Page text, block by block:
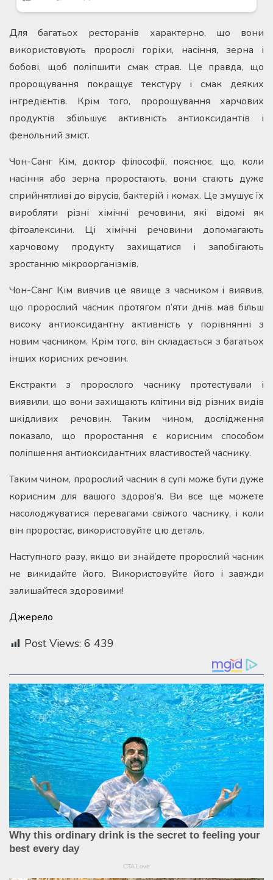
Для багатьох ресторанів характерно, що вони
використовують пророслі горіхи, насіння, зерна і
бобові, щоб поліпшити смак страв. Це правда, що
пророщування покращує текстуру і смак деяких
інгредієнтів. Крім того, пророщування харчових
продуктів збільшує активність антиоксидантів і
фенольний зміст.
Чон-Санг Кім, доктор філософії, пояснює, що, коли
насіння або зерна проростають, вони стають дуже
сприйнятливі до вірусів, бактерій і комах. Це змушує їх
виробляти різні хімічні речовини, які відомі як
фітоалексини. Ці хімічні речовини допомагають
харчовому продукту захищатися і запобігають
зростанню мікроорганізмів.
Чон-Санг Кім вивчив це явище з часником і виявив,
що пророслий часник протягом п’яти днів мав більш
високу антиоксидантну активність у порівнянні з
новим часником. Крім того, він складається з багатьох
інших корисних речовин.
Екстракти з пророслого часнику протестували і
виявили, що вони захищають клітини від різних видів
шкідливих речовин. Таким чином, дослідження
показало, що проростання є корисним способом
поліпшення антиоксидантних властивостей часнику.
Таким чином, пророслий часник в супі може бути дуже
корисним для вашого здоров’я. Ви все ще можете
насолоджуватися перевагами свіжого часнику, і коли
він проростає, використовуйте цю деталь.
Наступного разу, якщо ви знайдете пророслий часник
не викидайте його. Використовуйте його і завжди
залишайтеся здоровими!
Джерело
Post Views: 6 439